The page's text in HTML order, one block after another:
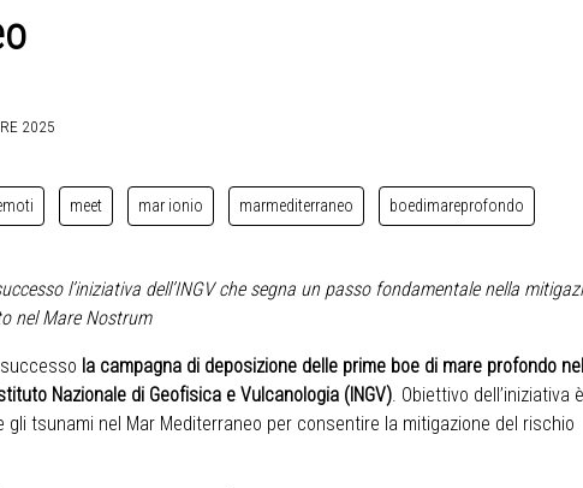
2025
meet mar ionio marmediterraneo boedimareprofondo
l’iniziativa dell’INGV che segna un passo fondamentale nella
nel Mare Nostrum
la campagna di deposizione delle prime boe di mare profondo
Nazionale di Geofisica e Vulcanologia (INGV). Obiettivo dell’iniziativa è
gli tsunami nel Mar Mediterraneo per consentire la mitigazione del rischio